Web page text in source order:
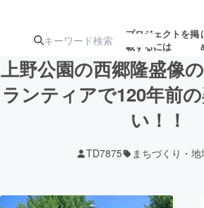
プロジェクトを掲
載するには
注目の新着プロ
募集終
上野公園の西郷隆盛像
ランティアで120年前
い！！
TD7875 まちづくり・